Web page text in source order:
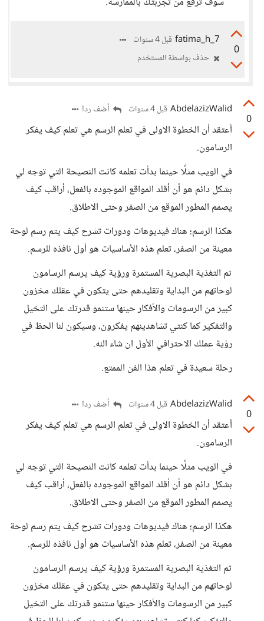
0
7_fatima_h
قبل 4 سنوات
حذف بواسطة المستخدم
0
AbdelazizWalid قبل 4 سنوات أضف ردا
أعتقد أن الخطوة الاولى في تعلم الرسم هي تعلم كيف يفكر
الرسامون.
في الويب مثلًا حينما بدأت تعلمه كانت النصيحة التي توجه لي
بشكل دائم هو أن أقلد المواقع الموجوده بالفعل، أراقب كيف
يصمم المطور الموقع من الصفر وحتى الاطلاق.
هكذا الرسم؛ هناك فيديوهات ودورات تشرح كيف يتم رسم لوحة
معينة من الصفر، تعلم هذه الأساسيات هو أول نافذه للرسم.
ثم التغذية البصرية المستمرة ورؤية كيف يرسم الرسامون
لوحاتهم من البداية وتقليدهم حتى يتكون في عقلك مخزون
كبير من الرسومات والأفكار حينها ستنمو قدرتك على التخيل
والتفكير كما كنتي تشاهدينهم يفكرون، وسيكون لنا الحظ في
رؤية عملك الاحترافي الأول ان شاء الله.
رحلة سعيدة في تعلم هذا الفن الممتع.
0
AbdelazizWalid قبل 4 سنوات أضف ردا
أعتقد أن الخطوة الاولى في تعلم الرسم هي تعلم كيف يفكر
الرسامون.
في الويب مثلًا حينما بدأت تعلمه كانت النصيحة التي توجه لي
بشكل دائم هو أن أقلد المواقع الموجوده بالفعل، أراقب كيف
يصمم المطور الموقع من الصفر وحتى الاطلاق.
هكذا الرسم؛ هناك فيديوهات ودورات تشرح كيف يتم رسم لوحة
معينة من الصفر، تعلم هذه الأساسيات هو أول نافذه للرسم.
ثم التغذية البصرية المستمرة ورؤية كيف يرسم الرسامون
لوحاتهم من البداية وتقليدهم حتى يتكون في عقلك مخزون
كبير من الرسومات والأفكار حينها ستنمو قدرتك على التخيل